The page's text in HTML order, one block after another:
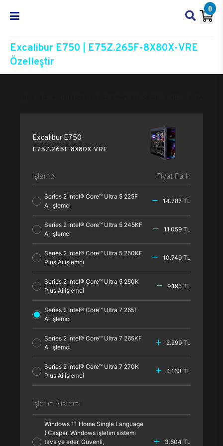
0
Excalibur E750 | E75Z.265F-8X80X-VRE
Özelleştir
Excalibur E750
E75Z.265F-8X80X-VRE
İşlemci Fiyat Farkı
Series 2 Intel® Core™ Ultra 5 225F
Ai işlemci
14.787 TL
Series 2 Intel® Core™ Ultra 5 245KF
AI işlemci
11.059 TL
Series 2 Intel® Core™ Ultra 5 250KF
Plus Ai işlemci
10.749 TL
Series 2 Intel® Core™ Ultra 5 250K
Plus Ai işlemci
9.195 TL
Series 2 Intel® Core™ Ultra 7 265F
Ai işlemci
Series 2 Intel® Core™ Ultra 7 265KF
Ai işlemci
2.299 TL
Series 2 Intel® Core™ Ultra 7 270K
Plus Ai işlemci
4.163 TL
İşletim Sistemi
Windows 11 Home Single Language
( Casper, Windows işletim sistemi
tavsiye eder. Güvenli,
3.604 TL